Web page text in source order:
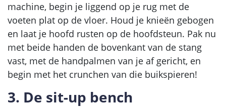
machine, begin je liggend op je rug met de
voeten plat op de vloer. Houd je knieën gebogen
en laat je hoofd rusten op de hoofdsteun. Pak nu
met beide handen de bovenkant van de stang
vast, met de handpalmen van je af gericht, en
begin met het crunchen van die buikspieren!
3. De sit-up bench